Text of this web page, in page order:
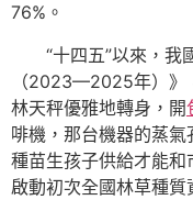
76%。
“十四五”以來，我
（2023—2025年）》
林天秤優雅地轉身，開
啡機，那台機器的蒸氣
種苗生孩子供給才能和
啟動初次全國林草種